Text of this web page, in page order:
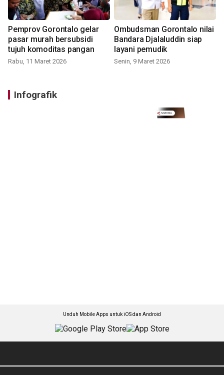
Pemprov Gorontalo gelar
pasar murah bersubsidi
tujuh komoditas pangan
Rabu, 11 Maret 2026
Ombudsman Gorontalo nilai
Bandara Djalaluddin siap
layani pemudik
Senin, 9 Maret 2026
Infografik
Unduh Mobile Apps untuk iOS dan Android